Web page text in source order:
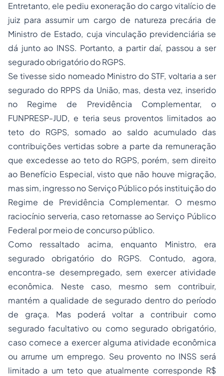
Entretanto, ele pediu exoneração do cargo vitalício de
juiz para assumir um cargo de natureza precária de
Ministro de Estado, cuja vinculação previdenciária se
dá junto ao INSS. Portanto, a partir daí, passou a ser
segurado obrigatório do RGPS.
Se tivesse sido nomeado Ministro do STF, voltaria a ser
segurado do RPPS da União, mas, desta vez, inserido
no Regime de Previdência Complementar, o
FUNPRESP-JUD, e teria seus proventos limitados ao
teto do RGPS, somado ao saldo acumulado das
contribuições vertidas sobre a parte da remuneração
que excedesse ao teto do RGPS, porém, sem direito
ao Benefício Especial, visto que não houve migração,
mas sim, ingresso no Serviço Público pós instituição do
Regime de Previdência Complementar. O mesmo
raciocínio serveria, caso retornasse ao Serviço Público
Federal por meio de concurso público.
Como ressaltado acima, enquanto Ministro, era
segurado obrigatório do RGPS. Contudo, agora,
encontra-se desempregado, sem exercer atividade
econômica. Neste caso, mesmo sem contribuir,
mantém a qualidade de segurado dentro do período
de graça. Mas poderá voltar a contribuir como
segurado facultativo ou como segurado obrigatório,
caso comece a exercer alguma atividade econômica
ou arrume um emprego. Seu provento no INSS será
limitado a um teto que atualmente corresponde R$